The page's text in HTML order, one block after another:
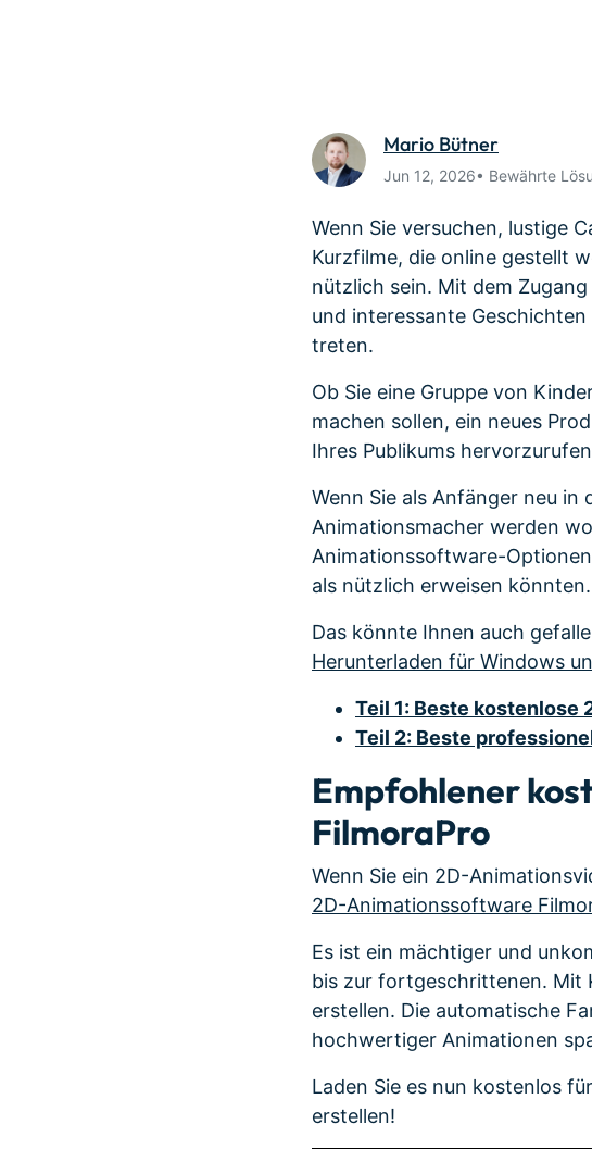
Mario Bütner
Jun 12, 2026• Bewährte
Wenn Sie versuchen, lustige
Kurzfilme, die online gestellt
nützlich sein. Mit dem
und interessante
treten.
Ob Sie eine Gruppe von
machen sollen, ein neues
Ihres Publikums
Wenn Sie als Anfänger neu
Animationsmacher werden
Animationssoftware-
als nützlich erweisen könnten.
Das könnte Ihnen auch
Herunterladen für Windows
Teil 1: Beste kostenlose
Teil 2: Beste
Empfohlener
FilmoraPro
Wenn Sie ein 2D-
2D-Animationssoftware
Es ist ein mächtiger und
bis zur fortgeschrittenen. Mit
erstellen. Die automatische
hochwertiger Animationen
Laden Sie es nun kostenlos für
erstellen!